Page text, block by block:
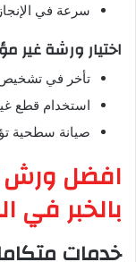
سرعة في
اختيار ورشة غير
تأخر في
استخدام قطع
صيانة سطحية
افضل ورش
بالخبر في
خدمات